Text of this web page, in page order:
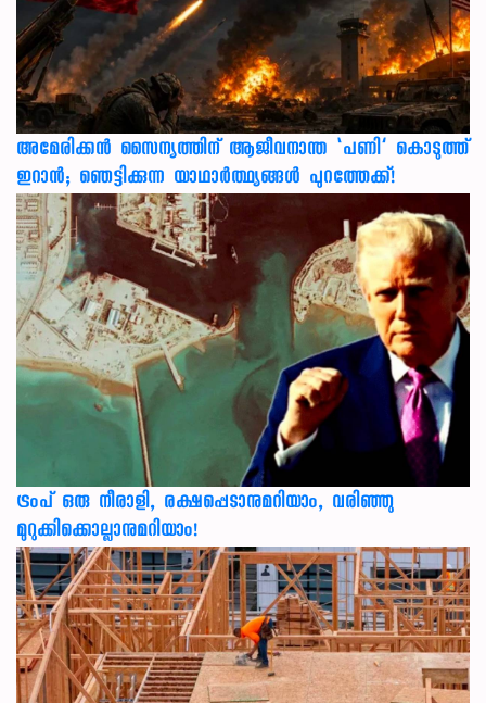
അമേരിക്കൻ സൈന്യത്തിന് ആജീവനാന്ത ‘പണി’ കൊടുത്ത്
ഇറാൻ; ഞെട്ടിക്കുന്ന യാഥാർത്ഥ്യങ്ങൾ പുറത്തേക്ക്!
ട്രംപ് ഒരു നീരാളി, രക്ഷപ്പെടാനുമറിയാം, വരിഞ്ഞു
മുറുക്കിക്കൊല്ലാനുമറിയാം!